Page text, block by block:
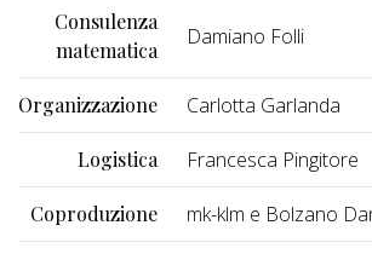
Consulenza
matematica
Damiano Folli
Organizzazione Carlotta Garlanda
Logistica Francesca Pingitore
Coproduzione mk-klm e Bolzano